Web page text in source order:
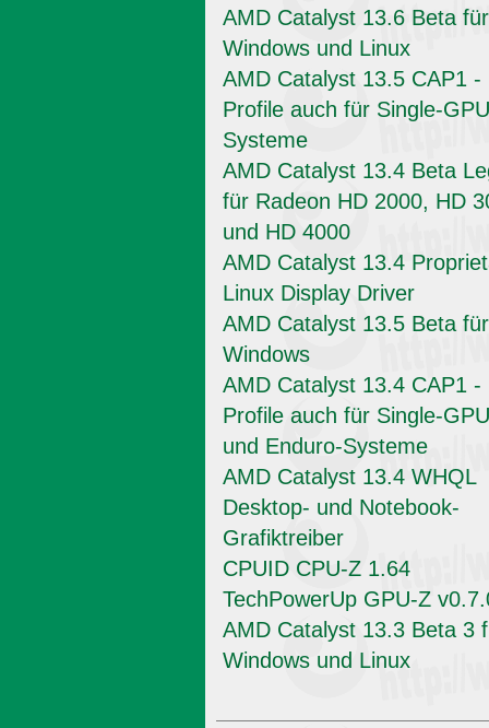
AMD Catalyst 13.6 Beta für
Windows und Linux
AMD Catalyst 13.5 CAP1 -
Profile auch für Single-
Systeme
AMD Catalyst 13.4 Beta
für Radeon HD 2000, HD
und HD 4000
AMD Catalyst 13.4
Linux Display Driver
AMD Catalyst 13.5 Beta für
Windows
AMD Catalyst 13.4 CAP1 -
Profile auch für Single-
und Enduro-Systeme
AMD Catalyst 13.4 WHQL
Desktop- und Notebook-
Grafiktreiber
CPUID CPU-Z 1.64
TechPowerUp GPU-Z
AMD Catalyst 13.3 Beta 3
Windows und Linux